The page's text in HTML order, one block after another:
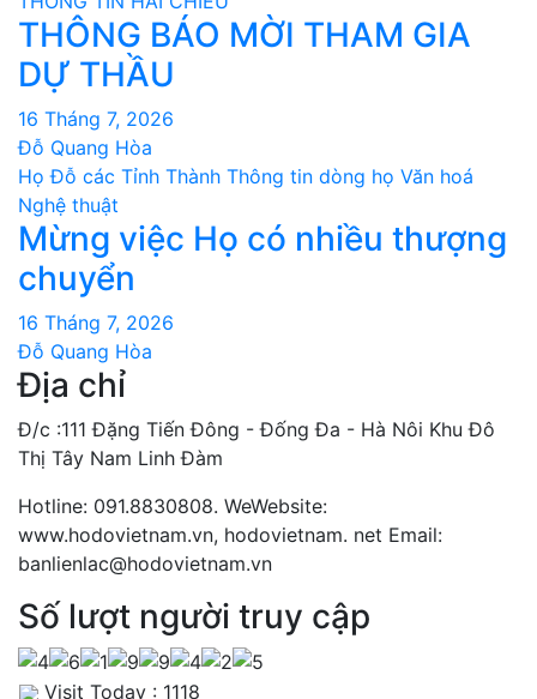
THÔNG BÁO MỜI THAM GIA
DỰ THẦU
16 Tháng 7, 2026
Đỗ Quang Hòa
Họ Đỗ các Tỉnh Thành Thông tin dòng họ Văn hoá
Nghệ thuật
Mừng việc Họ có nhiều thượng
chuyển
16 Tháng 7, 2026
Đỗ Quang Hòa
Địa chỉ
Đ/c :111 Đặng Tiến Đông - Đống Đa - Hà Nôi Khu Đô
Thị Tây Nam Linh Đàm
Hotline: 091.8830808. WeWebsite:
www.hodovietnam.vn, hodovietnam. net Email:
banlienlac@hodovietnam.vn
Số lượt người truy cập
Visit Today : 1118